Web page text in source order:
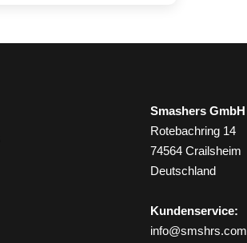
Smashers GmbH
Rotebachring 14
74564 Crailsheim
Deutschland
Kundenservice:
info@smshrs.com